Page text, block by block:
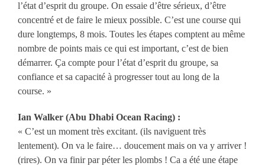
l’état d’esprit du groupe. On essaie d’être sérieux, d’être
concentré et de faire le mieux possible. C’est une course qui
dure longtemps, 8 mois. Toutes les étapes comptent au même
nombre de points mais ce qui est important, c’est de bien
démarrer. Ça compte pour l’état d’esprit du groupe, sa
confiance et sa capacité à progresser tout au long de la
course. »
Ian Walker (Abu Dhabi Ocean Racing) :
« C’est un moment très excitant. (ils naviguent très
lentement). On va le faire… doucement mais on va y arriver !
(rires). On va finir par péter les plombs ! Ca a été une étape